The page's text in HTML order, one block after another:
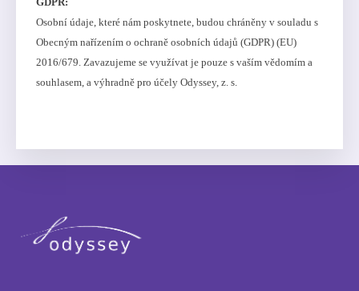
Osobní údaje, které nám poskytnete, budou chráněny v souladu s
Obecným nařízením o ochraně osobních údajů (GDPR) (EU)
2016/679. Zavazujeme se využívat je pouze s vaším vědomím a
souhlasem, a výhradně pro účely Odyssey, z. s.